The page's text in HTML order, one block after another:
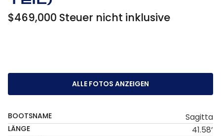
$469,000 Steuer nicht inklusive
ALLE FOTOS ANZEIGEN
BOOTSNAME Sagitta
LÄNGE 41.58’